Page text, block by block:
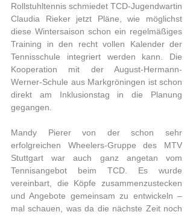
Rollstuhltennis schmiedet TCD-Jugendwartin
Claudia Rieker jetzt Pläne, wie möglichst
diese Wintersaison schon ein regelmäßiges
Training in den recht vollen Kalender der
Tennisschule integriert werden kann. Die
Kooperation mit der August-Hermann-
Werner-Schule aus Markgröningen ist schon
direkt am Inklusionstag in die Planung
gegangen.
Mandy Pierer von der schon sehr
erfolgreichen Wheelers-Gruppe des MTV
Stuttgart war auch ganz angetan vom
Tennisangebot beim TCD. Es wurde
vereinbart, die Köpfe zusammenzustecken
und Angebote gemeinsam zu entwickeln –
mal schauen, was da die nächste Zeit noch